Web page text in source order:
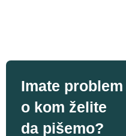
Imate problem
o kom želite
da pišemo?